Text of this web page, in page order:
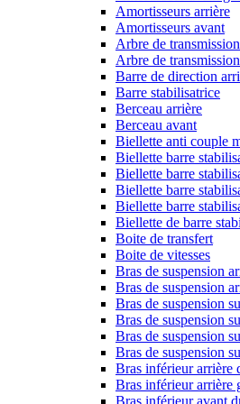
Amortisseurs arrière
Amortisseurs avant
Arbre de
Arbre de
Barre de direction
Barre stabilisatrice
Berceau arrière
Berceau avant
Biellette anti couple
Biellette barre
Biellette barre
Biellette barre
Biellette barre
Biellette de barre
Boite de transfert
Boite de vitesses
Bras de suspension
Bras de suspension
Bras de suspension
Bras de suspension
Bras de suspension
Bras de suspension
Bras inférieur arrière
Bras inférieur arrière
Bras inférieur avant